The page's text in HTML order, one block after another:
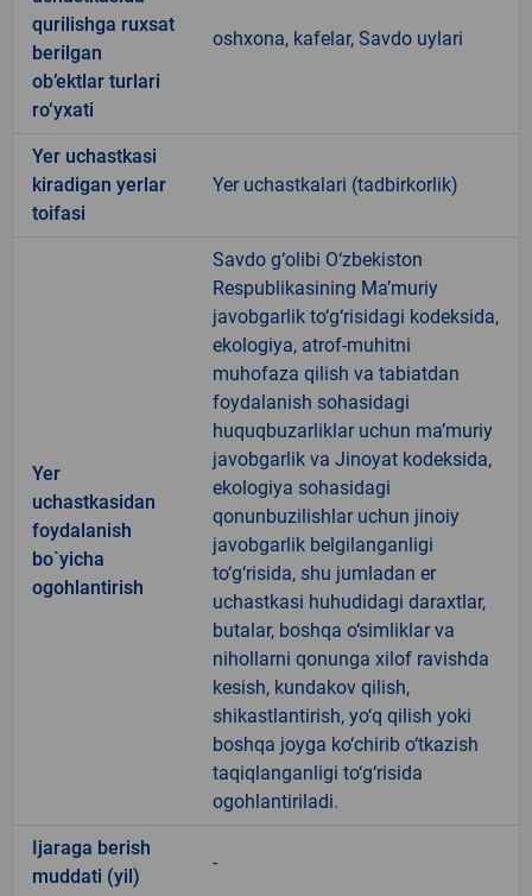
qurilishga ruxsat
berilgan
ob’ektlar turlari
ro‘yxati
oshxona, kafelar, Savdo uylari
Yer uchastkasi
kiradigan yerlar
toifasi
Yer uchastkalari (tadbirkorlik)
Yer
uchastkasidan
foydalanish
bo`yicha
ogohlantirish
Savdo g‘olibi O‘zbekiston
Respublikasining Ma’muriy
javobgarlik to‘g‘risidagi kodeksida,
ekologiya, atrof-muhitni
muhofaza qilish va tabiatdan
foydalanish sohasidagi
huquqbuzarliklar uchun ma’muriy
javobgarlik va Jinoyat kodeksida,
ekologiya sohasidagi
qonunbuzilishlar uchun jinoiy
javobgarlik belgilanganligi
to‘g‘risida, shu jumladan er
uchastkasi huhudidagi daraxtlar,
butalar, boshqa o‘simliklar va
nihollarni qonunga xilof ravishda
kesish, kundakov qilish,
shikastlantirish, yo‘q qilish yoki
boshqa joyga ko‘chirib o‘tkazish
taqiqlanganligi to‘g‘risida
ogohlantiriladi.
Ijaraga berish
muddati (yil)
-